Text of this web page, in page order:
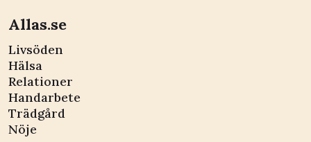
Allas.se
Livsöden
Hälsa
Relationer
Handarbete
Trädgård
Nöje